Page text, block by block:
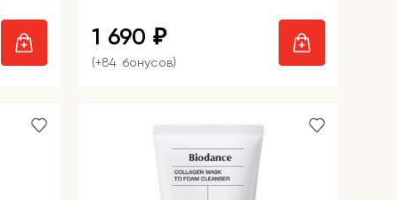
1 690 ₽
(+84 бонусов)